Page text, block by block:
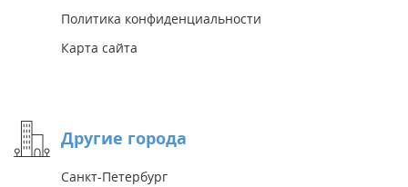
Политика конфиденциальности
Карта сайта
Другие города
Санкт-Петербург